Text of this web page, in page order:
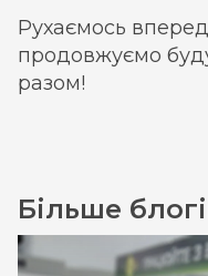
Рухаємось
продовжуємо
разом!
Більше